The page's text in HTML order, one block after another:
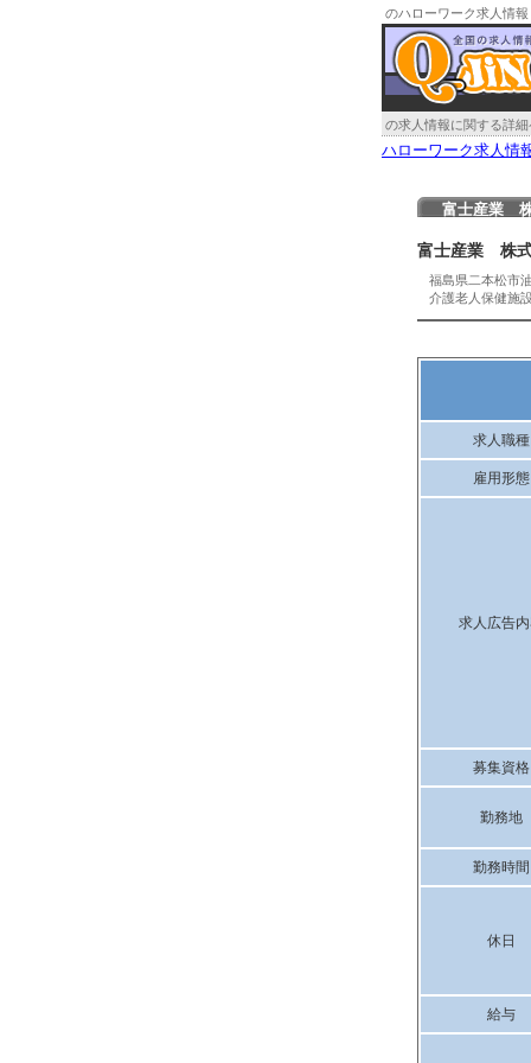
のハローワーク求人情報
の求人情報に関する詳細
ハローワーク求人情
富士産業
富士産業 株
福島県二本松市
介護老人保健施
求人職種
雇用形態
求人広告
募集資格
勤務地
勤務時間
休日
給与